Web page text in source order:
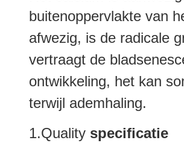
buitenoppervlakte van
afwezig, is de radicale
vertraagt de
ontwikkeling, het kan
terwijl ademhaling.
1.Quality specificatie